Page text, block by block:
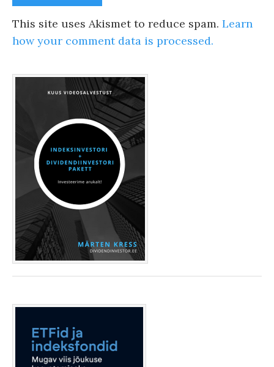
This site uses Akismet to reduce spam. Learn
how your comment data is processed.